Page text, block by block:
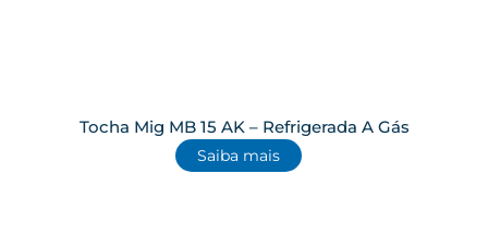
Tocha Mig MB 15 AK – Refrigerada A Gás
Saiba mais